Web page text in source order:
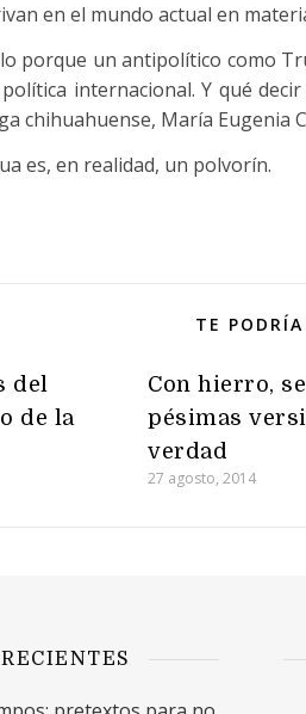
en el mundo actual en
porque un antipolítico como
internacional. Y qué
chihuahuense, María Eugenia
es, en realidad, un polvorín.
TE
del
de la
Con hierro,
pésimas
verdad
27 agosto, 2014